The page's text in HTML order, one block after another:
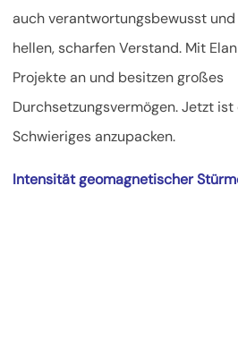
auch verantwortungsbewusst
hellen, scharfen Verstand. Mit
Projekte an und besitzen großes
Durchsetzungsvermögen. Jetzt
Schwieriges anzupacken.
Intensität geomagnetischer